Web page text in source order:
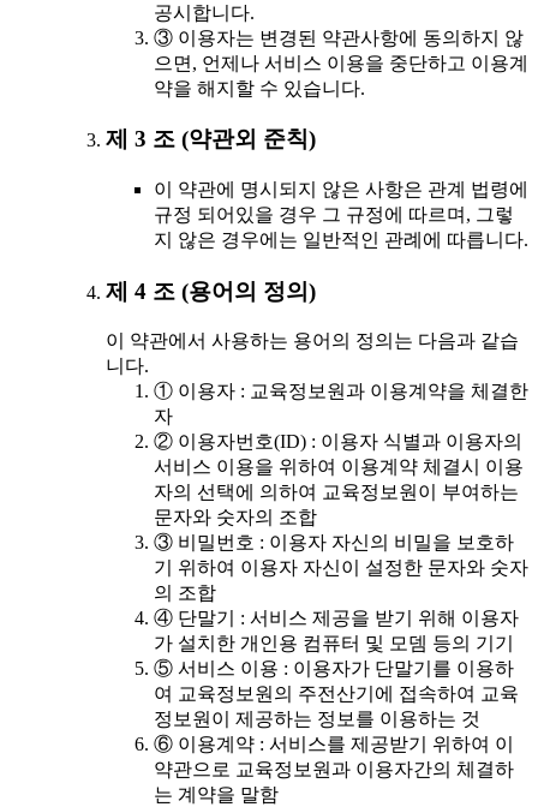
공시합니다.
③ 이용자는 변경된 약관사항에 동의하지 않
으면, 언제나 서비스 이용을 중단하고 이용계
약을 해지할 수 있습니다.
제 3 조 (약관외 준칙)
이 약관에 명시되지 않은 사항은 관계 법령에
규정 되어있을 경우 그 규정에 따르며, 그렇
지 않은 경우에는 일반적인 관례에 따릅니다.
제 4 조 (용어의 정의)
이 약관에서 사용하는 용어의 정의는 다음과 같습
니다.
① 이용자 : 교육정보원과 이용계약을 체결한
자
② 이용자번호(ID) : 이용자 식별과 이용자의
서비스 이용을 위하여 이용계약 체결시 이용
자의 선택에 의하여 교육정보원이 부여하는
문자와 숫자의 조합
③ 비밀번호 : 이용자 자신의 비밀을 보호하
기 위하여 이용자 자신이 설정한 문자와 숫자
의 조합
④ 단말기 : 서비스 제공을 받기 위해 이용자
가 설치한 개인용 컴퓨터 및 모뎀 등의 기기
⑤ 서비스 이용 : 이용자가 단말기를 이용하
여 교육정보원의 주전산기에 접속하여 교육
정보원이 제공하는 정보를 이용하는 것
⑥ 이용계약 : 서비스를 제공받기 위하여 이
약관으로 교육정보원과 이용자간의 체결하
는 계약을 말함